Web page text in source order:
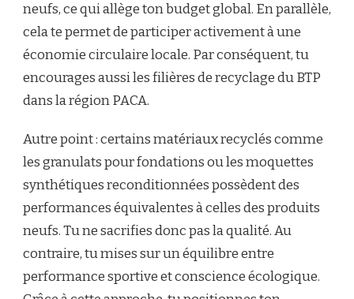
neufs, ce qui allège ton budget global. En parallèle,
cela te permet de participer activement à une
économie circulaire locale. Par conséquent, tu
encourages aussi les filières de recyclage du BTP
dans la région PACA.
Autre point : certains matériaux recyclés comme
les granulats pour fondations ou les moquettes
synthétiques reconditionnées possèdent des
performances équivalentes à celles des produits
neufs. Tu ne sacrifies donc pas la qualité. Au
contraire, tu mises sur un équilibre entre
performance sportive et conscience écologique.